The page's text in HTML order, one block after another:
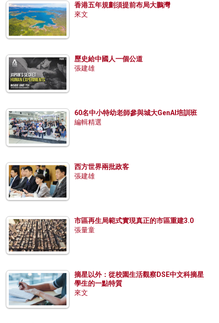
香港五年規劃須提前布局大鵬灣
來文
歷史給中國人一個公道
張建雄
60名中小特幼老師參與城大GenAI培訓班
編輯精選
西方世界兩批政客
張建雄
市區再生局範式實現真正的市區重建3.0
張量童
摘星以外：從校園生活觀察DSE中文科摘星
學生的一點特質
來文